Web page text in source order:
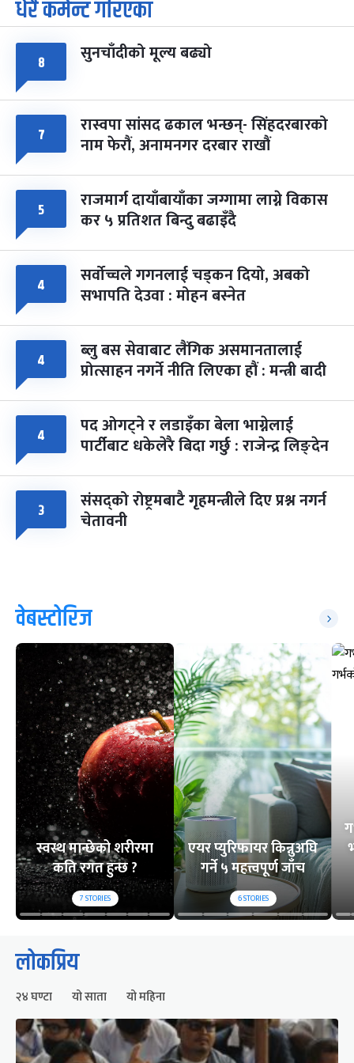
७
आइत चैत्र ७, २०८३-Mar 21, 2027
८ फागुपूर्णिमा
धेरै कमेन्ट गरिएका
८ सुनचाँदीको मूल्य बढ्यो
७ रास्वपा सांसद ढकाल भन्छन्- सिंहदरबारको
नाम फेरौं, अनामनगर दरबार राखौं
५ राजमार्ग दायाँबायाँका जग्गामा लाग्ने विकास
कर ५ प्रतिशत बिन्दु बढाइँदै
४ सर्वोच्चले गगनलाई चड्कन दियो, अबको
सभापति देउवा : मोहन बस्नेत
४ ब्लु बस सेवाबाट लैंगिक असमानतालाई
प्रोत्साहन नगर्ने नीति लिएका हौं : मन्त्री बादी
४ पद ओगट्ने र लडाइँका बेला भाग्नेलाई
पार्टीबाट धकेलेरै बिदा गर्छु : राजेन्द्र लिङ्देन
३ संसद्को रोष्ट्रमबाटै गृहमन्त्रीले दिए प्रश्न नगर्न
चेतावनी
वेबस्टोरिज
स्वस्थ मान्छेको शरीरमा
कति रगत हुन्छ ?
7STORIES
एयर प्युरिफायर किन्नुअघि
गर्ने ५ महत्त्वपूर्ण जाँच
6STORIES
लोकप्रिय
२४ घण्टा यो साता यो महिना